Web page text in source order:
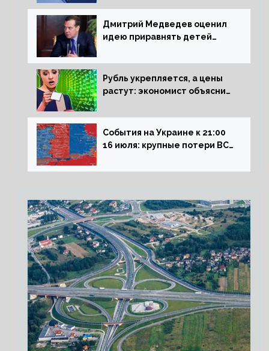
Дмитрий Медведев оценил
идею приравнять детей
Рубль укрепляется, а цены
растут: экономист объяснил
на рынок РФ
События на Украине к 21:00
16 июля: крупные потери ВСУ
обстреливает Донбасс из